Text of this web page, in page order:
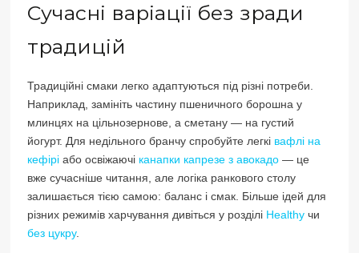
Сучасні варіації без зради
традицій
Традиційні смаки легко адаптуються під різні потреби.
Наприклад, замініть частину пшеничного борошна у
млинцях на цільнозернове, а сметану — на густий
йогурт. Для недільного бранчу спробуйте легкі вафлі на
кефірі або освіжаючі канапки капрезе з авокадо — це
вже сучасніше читання, але логіка ранкового столу
залишається тією самою: баланс і смак. Більше ідей для
різних режимів харчування дивіться у розділі Healthy чи
без цукру.